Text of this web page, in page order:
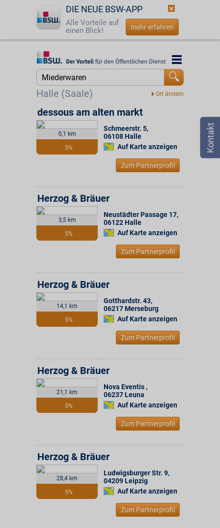
DIE NEUE BSW-APP
Alle Vorteile auf
einen Blick!
mehr erfahren
Startseite
Login
☎ 0800 - 279 25 82
Halle (Saale)
Startseite
0,1 km
5%
dessous am alten markt
Schmeerstr. 5,
06108 Halle
Auf Karte anzeigen
Zum Partnerprofil
3,5 km
5%
Herzog & Bräuer
Neustädter Passage 17,
06122 Halle
Auf Karte anzeigen
Zum Partnerprofil
14,1 km
5%
Herzog & Bräuer
Gotthardstr. 43,
06217 Merseburg
Auf Karte anzeigen
Zum Partnerprofil
21,1 km
5%
Herzog & Bräuer
Nova Eventis ,
06237 Leuna
Auf Karte anzeigen
Zum Partnerprofil
28,4 km
5%
Herzog & Bräuer
Ludwigsburger Str. 9,
04209 Leipzig
Auf Karte anzeigen
Zum Partnerprofil